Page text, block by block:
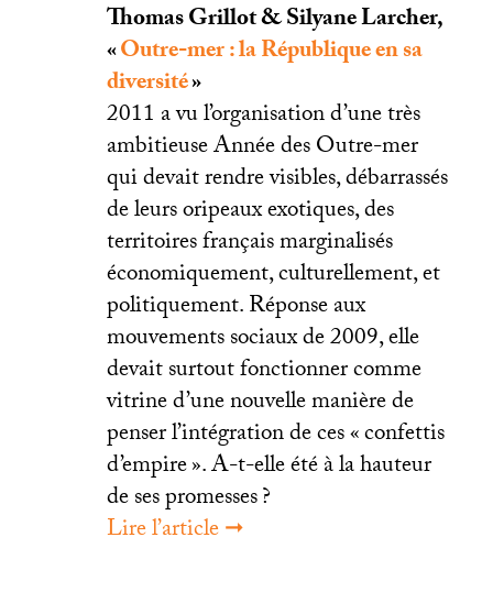
Thomas Grillot & Silyane Larcher,
«Outre-mer : la République en sa
diversité»
2011 a vu l’organisation d’une très
ambitieuse Année des Outre-mer
qui devait rendre visibles, débarrassés
de leurs oripeaux exotiques, des
territoires français marginalisés
économiquement, culturellement, et
politiquement. Réponse aux
mouvements sociaux de 2009, elle
devait surtout fonctionner comme
vitrine d’une nouvelle manière de
penser l’intégration de ces «confettis
d’empire». A-t-elle été à la hauteur
de ses promesses?
Lire l’article ➞